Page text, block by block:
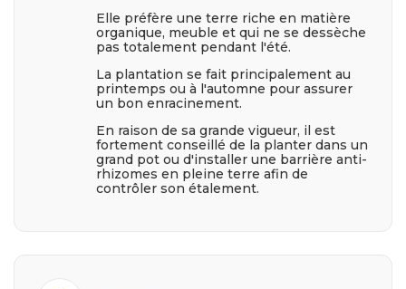
Elle préfère une terre riche en matière
organique, meuble et qui ne se dessèche
pas totalement pendant l'été.
La plantation se fait principalement au
printemps ou à l'automne pour assurer
un bon enracinement.
En raison de sa grande vigueur, il est
fortement conseillé de la planter dans un
grand pot ou d'installer une barrière anti-
rhizomes en pleine terre afin de
contrôler son étalement.